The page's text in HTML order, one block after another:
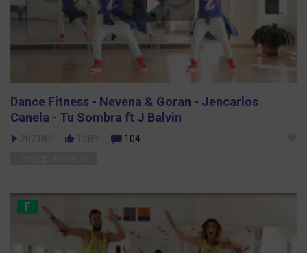
Dance Fitness - Nevena & Goran - Jencarlos
Canela - Tu Sombra ft J Balvin
202182 1289 104
F